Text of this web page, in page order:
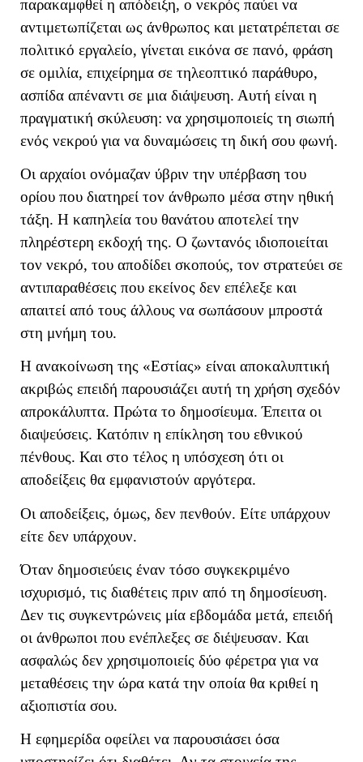
παρακαμφθεί η απόδειξη, ο νεκρός παύει να
αντιμετωπίζεται ως άνθρωπος και μετατρέπεται σε
πολιτικό εργαλείο, γίνεται εικόνα σε πανό, φράση
σε ομιλία, επιχείρημα σε τηλεοπτικό παράθυρο,
ασπίδα απέναντι σε μια διάψευση. Αυτή είναι η
πραγματική σκύλευση: να χρησιμοποιείς τη σιωπή
ενός νεκρού για να δυναμώσεις τη δική σου φωνή.
Οι αρχαίοι ονόμαζαν ύβριν την υπέρβαση του
ορίου που διατηρεί τον άνθρωπο μέσα στην ηθική
τάξη. Η καπηλεία του θανάτου αποτελεί την
πληρέστερη εκδοχή της. Ο ζωντανός ιδιοποιείται
τον νεκρό, του αποδίδει σκοπούς, τον στρατεύει σε
αντιπαραθέσεις που εκείνος δεν επέλεξε και
απαιτεί από τους άλλους να σωπάσουν μπροστά
στη μνήμη του.
Η ανακοίνωση της «Εστίας» είναι αποκαλυπτική
ακριβώς επειδή παρουσιάζει αυτή τη χρήση σχεδόν
απροκάλυπτα. Πρώτα το δημοσίευμα. Έπειτα οι
διαψεύσεις. Κατόπιν η επίκληση του εθνικού
πένθους. Και στο τέλος η υπόσχεση ότι οι
αποδείξεις θα εμφανιστούν αργότερα.
Οι αποδείξεις, όμως, δεν πενθούν. Είτε υπάρχουν
είτε δεν υπάρχουν.
Όταν δημοσιεύεις έναν τόσο συγκεκριμένο
ισχυρισμό, τις διαθέτεις πριν από τη δημοσίευση.
Δεν τις συγκεντρώνεις μία εβδομάδα μετά, επειδή
οι άνθρωποι που ενέπλεξες σε διέψευσαν. Και
ασφαλώς δεν χρησιμοποιείς δύο φέρετρα για να
μεταθέσεις την ώρα κατά την οποία θα κριθεί η
αξιοπιστία σου.
Η εφημερίδα οφείλει να παρουσιάσει όσα